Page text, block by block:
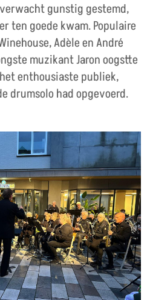
gunstig gestemd,
ten goede kwam. Populaire
Adèle en André
muzikant Jaron oogstte
enthousiaste publiek,
drumsolo had opgevoerd.